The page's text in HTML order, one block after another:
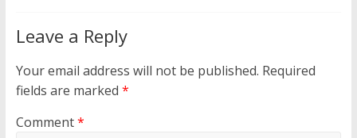
Leave a Reply
Your email address will not be published. Required
fields are marked *
Comment*